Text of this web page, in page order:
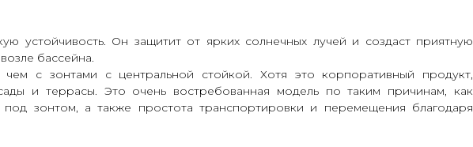
устойчивость. Он защитит от ярких солнечных лучей и создаст приятную
бассейна.
с зонтами с центральной стойкой. Хотя это корпоративный продукт,
и террасы. Это очень востребованная модель по таким причинам, как
зонтом, а также простота транспортировки и перемещения благодаря